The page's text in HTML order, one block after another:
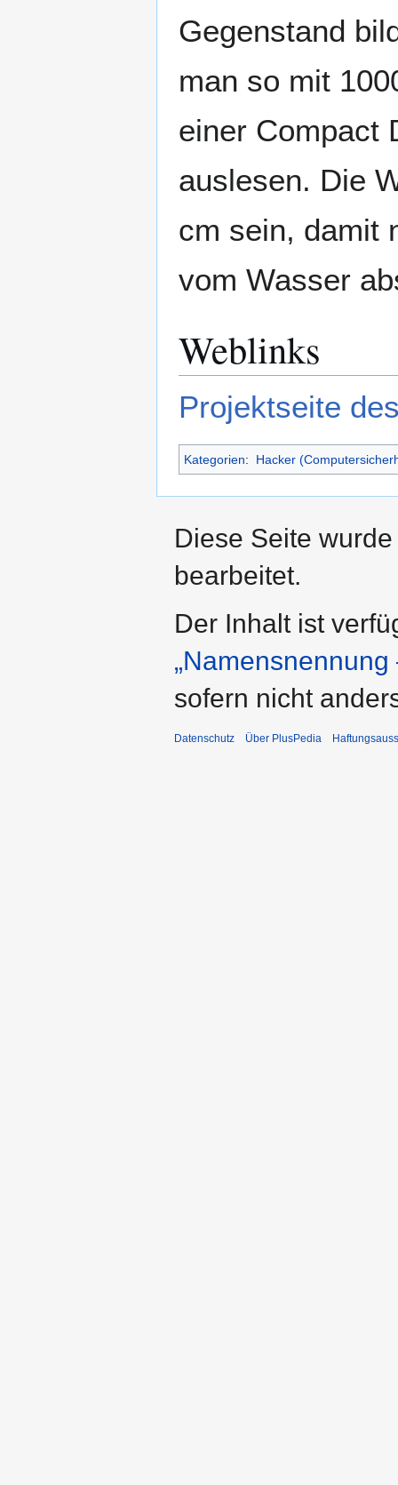
Gegenstand
man so mit
einer Compact
auslesen. Die
cm sein, damit
vom Wasser
Weblinks
Projektseite
Kategorien: Hacker
Diese Seite
bearbeitet.
Der Inhalt ist
sofern nicht
Datenschutz Über PlusPedia